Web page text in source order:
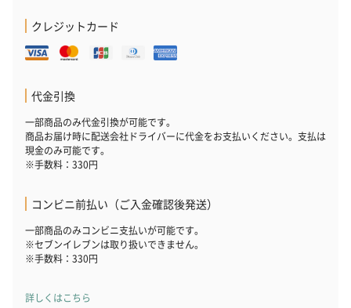
結婚祝いちょい足しギフト
結婚祝いギフトへの＋αにおすすめです。新生活を彩るギフトオプ
ションをご用意いたしました。
ブライダルロリポップ
ドレス（いちご味)
（1,122円）
ブライダルロリポップ
タキシード（コーラ味)
クレジットカード
代金引換
一部商品のみ代金引換が可能です。
商品お届け時に配送会社ドライバーに代金をお支払いください。支払は
現金のみ可能です。
※手数料：330円
コンビニ前払い（ご入金確認後発送）
一部商品のみコンビニ支払いが可能です。
※セブンイレブンは取り扱いできません。
※手数料：330円
詳しくはこちら